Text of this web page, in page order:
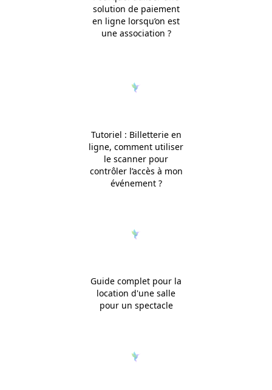
solution de paiement
en ligne lorsqu’on est
une association ?
Tutoriel : Billetterie en
ligne, comment utiliser
le scanner pour
contrôler l’accès à mon
événement ?
Guide complet pour la
location d'une salle
pour un spectacle